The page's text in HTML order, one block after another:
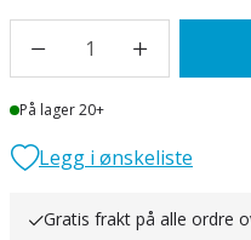
1
Lager
På lager 20+
Legg i ønskeliste
Gratis frakt på alle ordre